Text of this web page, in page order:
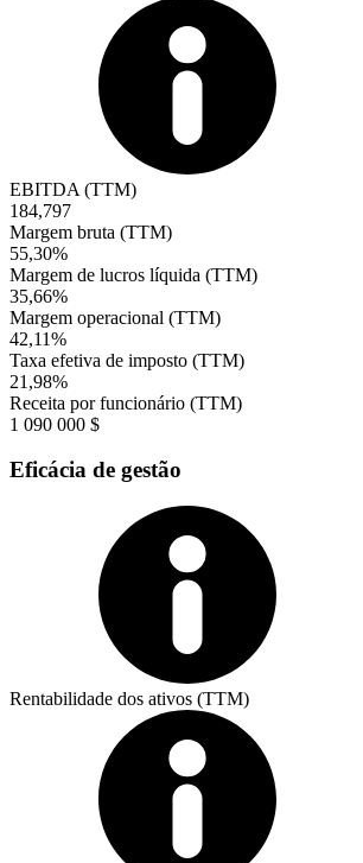
EBITDA (TTM)
184,797
Margem bruta (TTM)
55,30%
Margem de lucros líquida (TTM)
35,66%
Margem operacional (TTM)
42,11%
Taxa efetiva de imposto (TTM)
21,98%
Receita por funcionário (TTM)
1 090 000 $
Eficácia de gestão
Rentabilidade dos ativos (TTM)